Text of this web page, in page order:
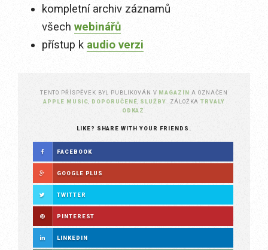
kompletní archiv záznamů
všech webinářů
přístup k audio verzi
TENTO PŘÍSPĚVEK BYL PUBLIKOVÁN V MAGAZÍN A OZNAČEN
APPLE MUSIC
DOPORUČENÉ SLUŽBY . ZÁLOŽKATRVALÝ
ODKAZ
LIKE? SHARE WITH YOUR FRIENDS.
FACEBOOK
GOOGLE PLUS
TWITTER
PINTEREST
LINKEDIN